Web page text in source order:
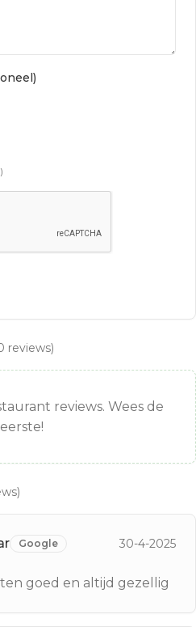
reviews)
reviews. Wees de
eerste!
)
Google 30-4-2025
goed en altijd gezellig